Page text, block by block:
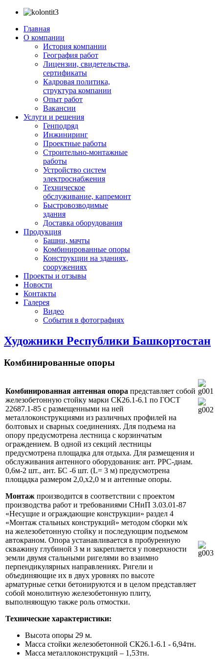
Главная
О компании
История компании
География работ
Лицензии, свидетельства,
сертификаты
Кадровая политика,
структура компании
Опыт работ
Вакансии
Услуги и решения
Генподряд
Инжиниринг
Проектные работы
Строительно-монтажные
работы
Устройство систем
электроснабжения
Техническое
обслуживание, капремонт
Быстровозводимые
здания
Доставка оборудования
Продукция
Башни, мачты
Комбинированные опоры
Конструкции на зданиях,
сооружениях
Проекты и отзывы
Новости
Контакты
Галерея
Видео
События в фотографиях
Художники Республики Башкортостан
Комбинированные опоры
Комбинированная антенная опора представляет собой
железобетонную стойку марки СК26.1-6.1 по ГОСТ
22687.1-85 с размещенными на ней
металлоконструкциями из различных профилей на
болтовых и сварных соединениях. Для подъема на
опору предусмотрена лестница с корзинчатым
ограждением. В одной из секций лестницы
предусмотрена площадка для отдыха. Для размещения и
обслуживания антенного оборудования: ант. РРС-диам.
0,6м-2 шт., ант. БС -6 шт. (L= 3 м) предусмотрена
площадка размером 2,0,х2,0 м и антенные опоры.
Монтаж производится в соответствии с проектом
производства работ и требованиями СНиП 3.03.01-87
«Несущие и ограждающие конструкции» раздел 4
«Монтаж стальных конструкций» методом сборки м/к
на железобетонную стойку и последующим подъемом
автокраном. Опора устанавливается в пробуренную
скважину глубиной 3 м и закрепляется у поверхности
земли двумя стальными ригелями во взаимно
перпендикулярных направлениях. Ригели и
объединяющие их в двух уровнях по высоте
арматурные сетки бетонируются и в целом представляет
собой монолитную железобетонную плиту,
выполняющую также роль отмостки.
Технические характеристики:
Высота опоры 29 м.
Масса стойки железобетонной СК26.1-6.1 - 6,94тн.
Масса металлоконструкций – 1,53тн.